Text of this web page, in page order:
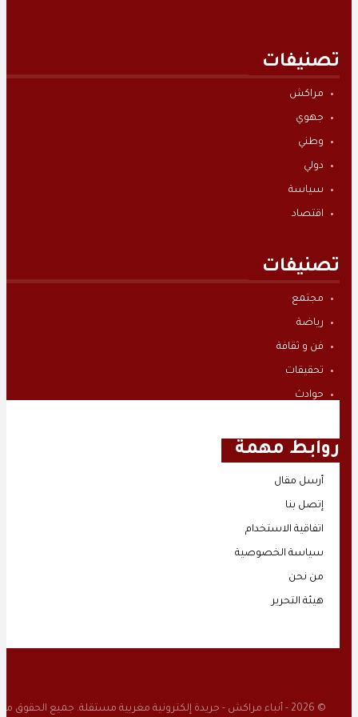
تصنيفات
مراكش
جهوي
وطني
دولي
سياسة
اقتصاد
تصنيفات
مجتمع
رياضة
فن و ثقافة
تحقيقات
حوادث
روابط مهمة
أرسل مقال
إتصل بنا
اتفاقية الاستخدام
سياسة الخصوصية
من نحن
هيئة التحرير
© 2026 - أنباء مراكش - جريدة إلكترونية مغربية مستقلة. جميع الحقوق محفوظة.